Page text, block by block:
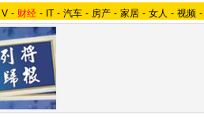
V - 财经 - IT - 汽车 - 房产 - 家居 - 女人 - 视频 -